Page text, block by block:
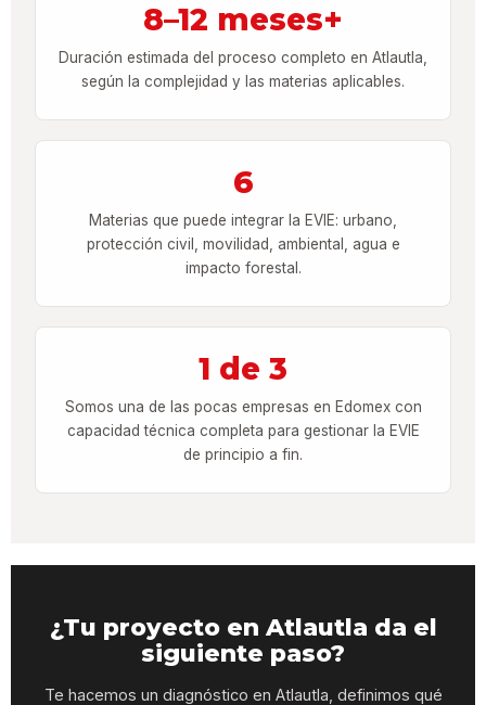
8–12 meses+
Duración estimada del proceso completo en Atlautla,
según la complejidad y las materias aplicables.
6
Materias que puede integrar la EVIE: urbano,
protección civil, movilidad, ambiental, agua e
impacto forestal.
1 de 3
Somos una de las pocas empresas en Edomex con
capacidad técnica completa para gestionar la EVIE
de principio a fin.
¿Tu proyecto en Atlautla da el
siguiente paso?
Te hacemos un diagnóstico en Atlautla, definimos qué